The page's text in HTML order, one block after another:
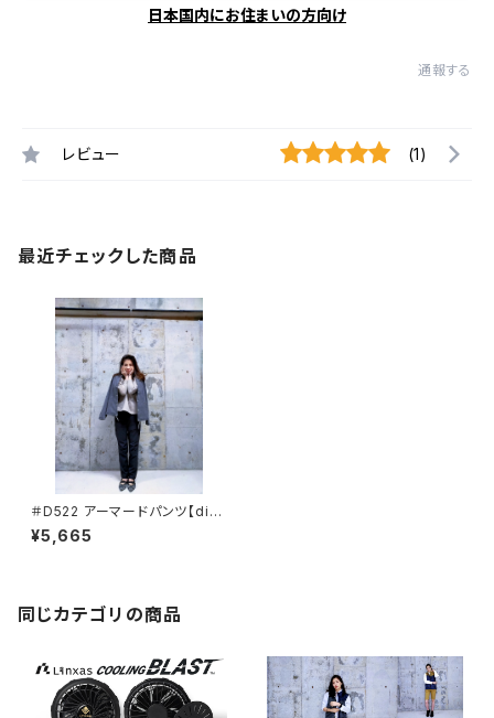
日本国内にお住まいの方向け
通報する
レビュー (1)
最近チェックした商品
＃D522 アーマードパンツ【dim
o】
¥5,665
同じカテゴリの商品